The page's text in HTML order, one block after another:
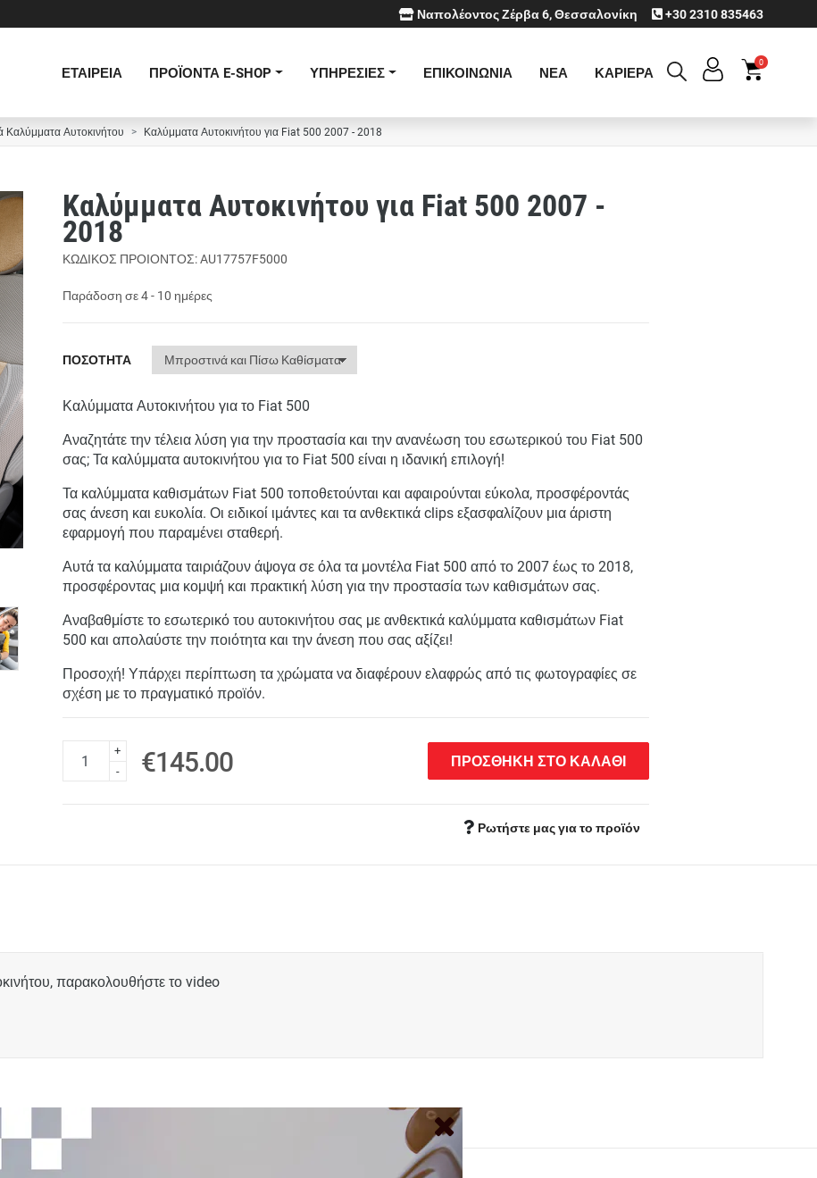
Ναπολέοντος Ζέρβα 6, Θεσσαλονίκη +30 2310 835463
ΕΤΑΙΡΕΙΑ ΠΡΟΪΟΝΤΑ E-SHOP ΥΠΗΡΕΣΙΕΣ ΕΠΙΚΟΙΝΩΝΙΑ ΝΕΑ ΚΑΡΙΕΡΑ
0
Καλύμματα Αυτοκινήτου Καλύμματα Αυτοκινήτου για Fiat 500 2007 - 2018
Καλύμματα Αυτοκινήτου για Fiat 500 2007 -
2018
ΚΩΔΙΚΟΣ ΠΡΟΙΟΝΤΟΣ: AU17757F5000
Παράδοση σε 4 - 10 ημέρες
ΠΟΣΟΤΗΤΑ
Καλύμματα Αυτοκινήτου για το Fiat 500
Αναζητάτε την τέλεια λύση για την προστασία και την ανανέωση του εσωτερικού του Fiat 500
σας; Τα καλύμματα αυτοκινήτου για το Fiat 500 είναι η ιδανική επιλογή!
Τα καλύμματα καθισμάτων Fiat 500 τοποθετούνται και αφαιρούνται εύκολα, προσφέροντάς
σας άνεση και ευκολία. Οι ειδικοί ιμάντες και τα ανθεκτικά clips εξασφαλίζουν μια άριστη
εφαρμογή που παραμένει σταθερή.
Αυτά τα καλύμματα ταιριάζουν άψογα σε όλα τα μοντέλα Fiat 500 από το 2007 έως το 2018,
προσφέροντας μια κομψή και πρακτική λύση για την προστασία των καθισμάτων σας.
Αναβαθμίστε το εσωτερικό του αυτοκινήτου σας με ανθεκτικά καλύμματα καθισμάτων Fiat
500 και απολαύστε την ποιότητα και την άνεση που σας αξίζει!
Προσοχή! Υπάρχει περίπτωση τα χρώματα να διαφέρουν ελαφρώς από τις φωτογραφίες σε
σχέση με το πραγματικό προϊόν.
+
-
€145.00 ΠΡΟΣΘΗΚΗ ΣΤΟ ΚΑΛΑΘΙ
Ρωτήστε μας για το προϊόν
παρακολουθήστε τοvideo